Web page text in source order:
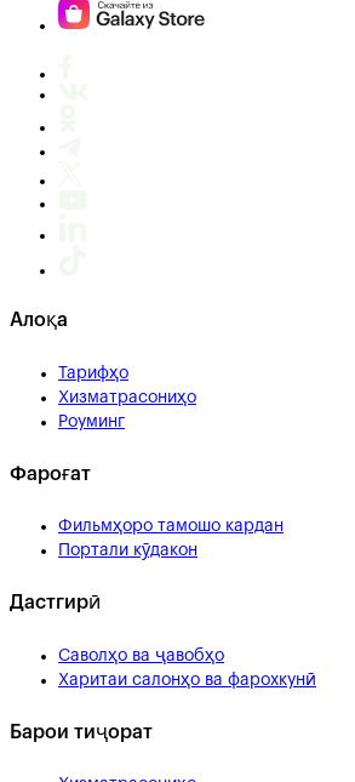
Алоқа
Тарифҳо
Хизматрасониҳо
Роуминг
Фароғат
Фильмҳоро тамошо кардан
Портали кӯдакон
Дастгирӣ
Саволҳо ва ҷавобҳо
Харитаи салонҳо ва фарохкунӣ
Барои тиҷорат